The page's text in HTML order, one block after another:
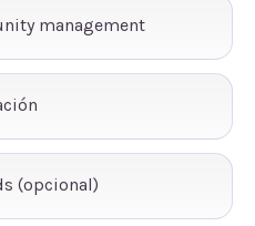
management
(opcional)